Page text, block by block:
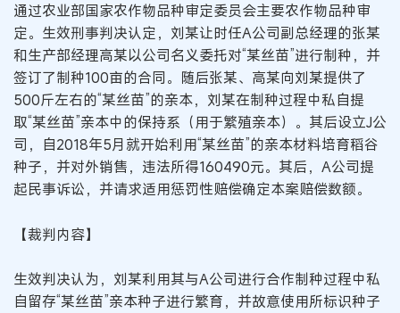
通过农业部国家农作物品种审定委员会主要农作物品种审
定。生效刑事判决认定，刘某让时任A公司副总经理的张某
和生产部经理高某以公司名义委托对“某丝苗”进行制种，并
签订了制种100亩的合同。随后张某、高某向刘某提供了
500斤左右的“某丝苗”的亲本，刘某在制种过程中私自提
取“某丝苗”亲本中的保持系（用于繁殖亲本）。其后设立J公
司，自2018年5月就开始利用“某丝苗”的亲本材料培育稻谷
种子，并对外销售，违法所得160490元。其后，A公司提
起民事诉讼，并请求适用惩罚性赔偿确定本案赔偿数额。
【裁判内容】
生效判决认为，刘某利用其与A公司进行合作制种过程中私
自留存“某丝苗”亲本种子进行繁育，并故意使用所标识种子